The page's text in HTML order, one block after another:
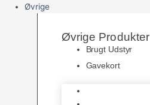
Øvrige
Øvrige Produkter
Brugt Udstyr
Gavekort